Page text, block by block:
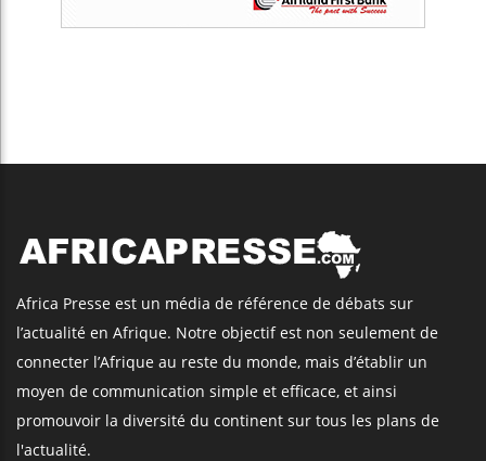
Africa Presse est un média de référence de débats sur
l’actualité en Afrique. Notre objectif est non seulement de
connecter l’Afrique au reste du monde, mais d’établir un
moyen de communication simple et efficace, et ainsi
promouvoir la diversité du continent sur tous les plans de
l'actualité.